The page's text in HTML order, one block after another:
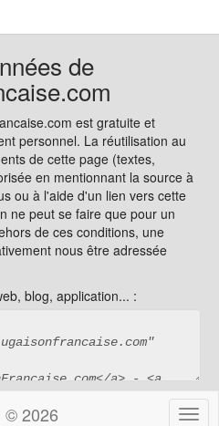
de
est gratuite et
personnel. La réutilisation au
de cette page (textes,
en mentionnant la source à
ou à l'aide d'un lien vers cette
ne peut se faire que pour un
de ces conditions, une
nous être adressée
blog, application... :
© 2026